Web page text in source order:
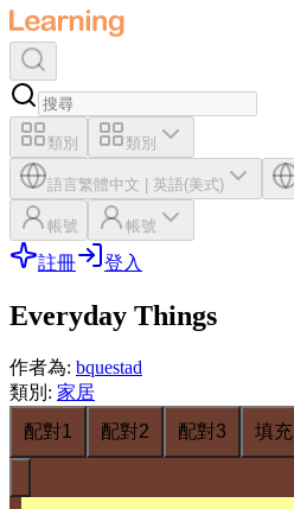
類別 類別
語言繁體中文 英語(美式)
帳號 帳號
註冊 登入
Everyday Things
作者為: bquestad
類別 : 家居
配對1
配對2 配對3 填充